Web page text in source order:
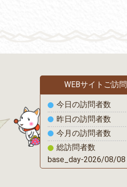
WEBサイトご訪問